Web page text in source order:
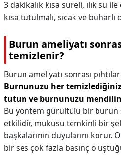
3 dakikalık kısa süreli, ılık su
kısa tutulmalı, sıcak ve buharlı
Burun ameliyatı
temizlenir?
Burun ameliyatı sonrası
Burnunuzu her
tutun ve burnunuzu
Bu yöntem gürültülü bir burun
etkilidir, mukusu temkinli bir
başkalarının duyularını korur.
bir ses çok fazla basınç